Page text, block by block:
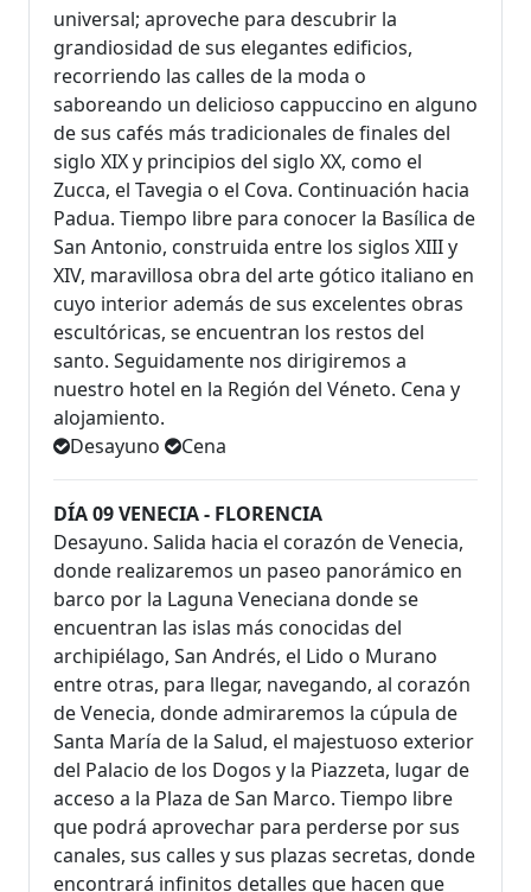
universal; aproveche para descubrir la
grandiosidad de sus elegantes edificios,
recorriendo las calles de la moda o
saboreando un delicioso cappuccino en alguno
de sus cafés más tradicionales de finales del
siglo XIX y principios del siglo XX, como el
Zucca, el Tavegia o el Cova. Continuación hacia
Padua. Tiempo libre para conocer la Basílica de
San Antonio, construida entre los siglos XIII y
XIV, maravillosa obra del arte gótico italiano en
cuyo interior además de sus excelentes obras
escultóricas, se encuentran los restos del
santo. Seguidamente nos dirigiremos a
nuestro hotel en la Región del Véneto. Cena y
alojamiento.
Desayuno
Cena
DÍA 09 VENECIA - FLORENCIA
Desayuno. Salida hacia el corazón de Venecia,
donde realizaremos un paseo panorámico en
barco por la Laguna Veneciana donde se
encuentran las islas más conocidas del
archipiélago, San Andrés, el Lido o Murano
entre otras, para llegar, navegando, al corazón
de Venecia, donde admiraremos la cúpula de
Santa María de la Salud, el majestuoso exterior
del Palacio de los Dogos y la Piazzeta, lugar de
acceso a la Plaza de San Marco. Tiempo libre
que podrá aprovechar para perderse por sus
canales, sus calles y sus plazas secretas, donde
encontrará infinitos detalles que hacen que